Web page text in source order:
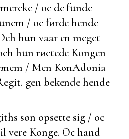
/ oc defunde
/ oc førde hende
hun vaar en meget
hun røctede Kongen
nem / Men KonAdonia
gen bekende hende
søn opsette sig / oc
vere Konge. Oc hand